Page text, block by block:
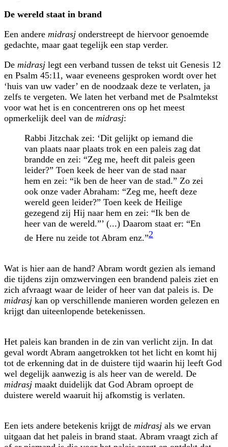
De wereld staat in brand
Een andere midrasj onderstreept de hiervoor genoemde
gedachte, maar gaat tegelijk een stap verder.
De midrasj legt een verband tussen de tekst uit Genesis 12
en Psalm 45:11, waar eveneens gesproken wordt over het
‘huis van uw vader’ en de noodzaak deze te verlaten, ja
zelfs te vergeten. We laten het verband met de Psalmtekst
voor wat het is en concentreren ons op het meest
opmerkelijk deel van de midrasj:
Rabbi Jitzchak zei: ‘Dit gelijkt op iemand die
van plaats naar plaats trok en een paleis zag dat
brandde en zei: “Zeg me, heeft dit paleis geen
leider?” Toen keek de heer van de stad naar
hem en zei: “ik ben de heer van de stad.” Zo zei
ook onze vader Abraham: “Zeg me, heeft deze
wereld geen leider?” Toen keek de Heilige
gezegend zij Hij naar hem en zei: “Ik ben de
heer van de wereld.”’ (...) Daarom staat er: “En
de Here nu zeide tot Abram enz.”2
Wat is hier aan de hand? Abram wordt gezien als iemand
die tijdens zijn om­zwervingen een brandend paleis ziet en
zich afvraagt waar de leider of heer van dat paleis is. De
midrasj kan op verschillende manieren worden gelezen en
krijgt dan uiteenlopende betekenissen.
Het paleis kan branden in de zin van verlicht zijn. In dat
geval wordt Abram aan­getrokken tot het licht en komt hij
tot de erkenning dat in de duistere tijd waarin hij leeft God
wel degelijk aanwezig is als heer van de wereld. De
midrasj maakt duidelijk dat God Abram oproept de
duistere wereld waaruit hij afkomstig is verlaten.
Een iets andere betekenis krijgt de midrasj als we ervan
uitgaan dat het paleis in brand staat. Abram vraagt zich af